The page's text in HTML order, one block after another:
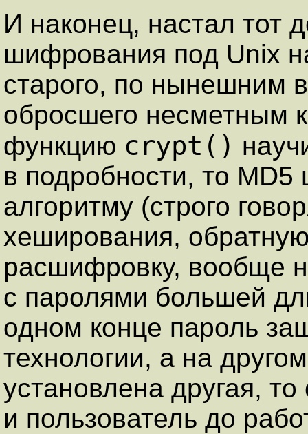
И наконец, настал тот
шифрования под Unix
старого, по нынешним
обросшего несметным
функцию crypt()
в подробности, то
алгоритму (строго
хеширования,
расшифровку, вообще
с паролями большей
одном конце пароль
технологии, а на
установлена другая,
и пользователь до